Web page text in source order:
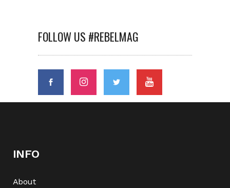
FOLLOW US #REBELMAG
INFO
About